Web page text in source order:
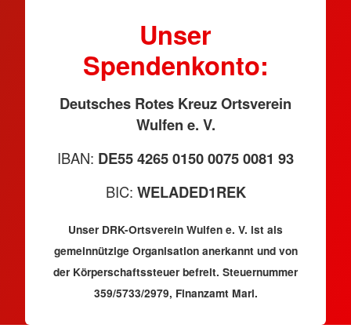
Unser
Spendenkonto:
Deutsches Rotes Kreuz Ortsverein
Wulfen e. V.
IBAN: DE55 4265 0150 0075 0081 93
BIC: WELADED1REK
Unser DRK-Ortsverein Wulfen e. V. ist als
gemeinnützige Organisation anerkannt und von
der Körperschaftssteuer befreit. Steuernummer
359/5733/2979, Finanzamt Marl.